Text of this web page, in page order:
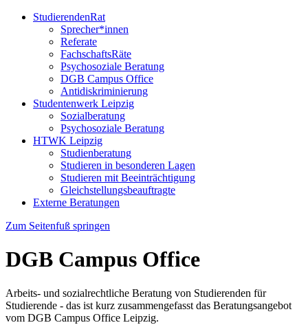
StudierendenRat
Sprecher*innen
Referate
FachschaftsRäte
Psychosoziale Beratung
DGB Campus Office
Antidiskriminierung
Studentenwerk Leipzig
Sozialberatung
Psychosoziale Beratung
HTWK Leipzig
Studienberatung
Studieren in besonderen Lagen
Studieren mit Beeinträchtigung
Gleichstellungsbeauftragte
Externe Beratungen
Zum Seitenfuß springen
DGB Campus Office
Arbeits- und sozialrechtliche Beratung von Studierenden für
Studierende - das ist kurz zusammengefasst das Beratungsangebot
vom DGB Campus Office Leipzig.